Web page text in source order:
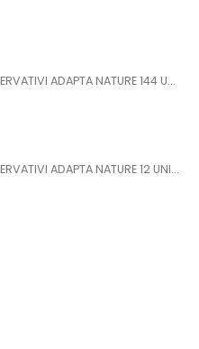
CONTROL - PRESERVATIVI ADAPTA NATURE 144 UNITÀ
CONTROL - PRESERVATIVI ADAPTA NATURE 12 UNITÀ